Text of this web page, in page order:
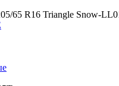
65 R16 Triangle Snow-